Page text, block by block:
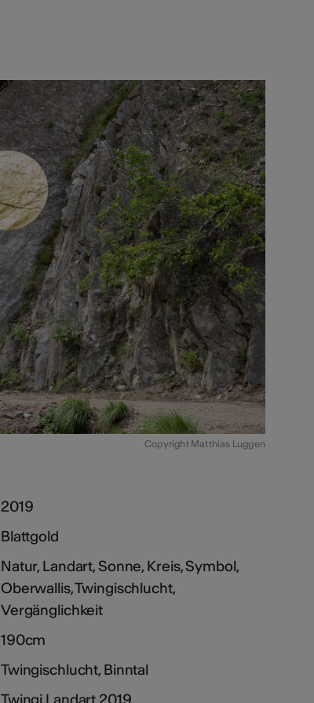
Copyright Matthias Luggen
2019
Blattgold
Natur, Landart, Sonne, Kreis, Symbol,
Oberwallis, Twingischlucht,
Vergänglichkeit
190cm
Twingischlucht, Binntal
Twingi Landart 2019